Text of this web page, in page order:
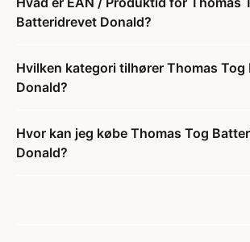
Batteridrevet Donald?
Hvilken kategori tilhører Thomas
Donald?
Hvor kan jeg købe Thomas Tog
Donald?